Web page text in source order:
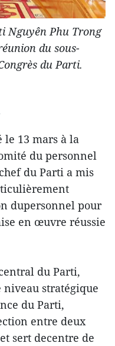
Nguyên Phu Trong
du sous-
du Parti.
le 13 mars à la
du personnel
du Parti a mis
dupersonnel pour
en œuvre réussie
du Parti,
niveau stratégique
du Parti,
entre deux
sert decentre de